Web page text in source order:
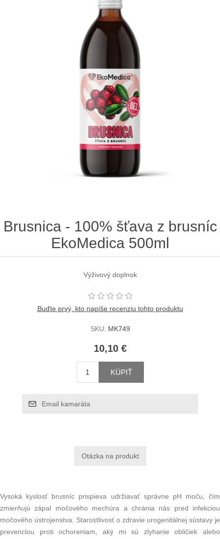
Brusnica - 100% šťava z brusníc
EkoMedica 500ml
Výživový doplnok
Buďte prvý, kto napíše recenziu tohto produktu
SKU: MK749
10,10 €
KÚPIŤ
Email kamaráta
Vysoká kyslosť brusníc prispieva udržiavať správne pH moču, čím
zmierňujú zápal močového mechúra a chránia nás pred infekciou
močového ústrojenstva. Starostlivosť o zdravie urogenitálnej sústavy je
prevenciou proti ochoreniam, aký mi sú zlyhanie obličiek alebo